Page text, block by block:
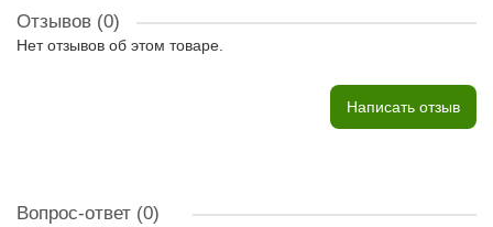
Отзывов (0)
Нет отзывов об этом товаре.
Написать отзыв
Вопрос-ответ (0)